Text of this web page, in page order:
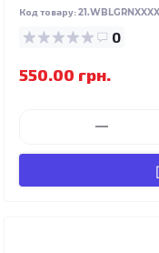
Код товару:
0
550.00 грн.